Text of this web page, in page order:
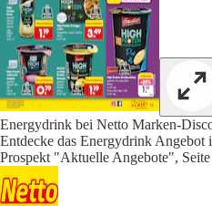
Energydrink bei Netto Marken-
Entdecke das Energydrink
Prospekt "Aktuelle Angebote",